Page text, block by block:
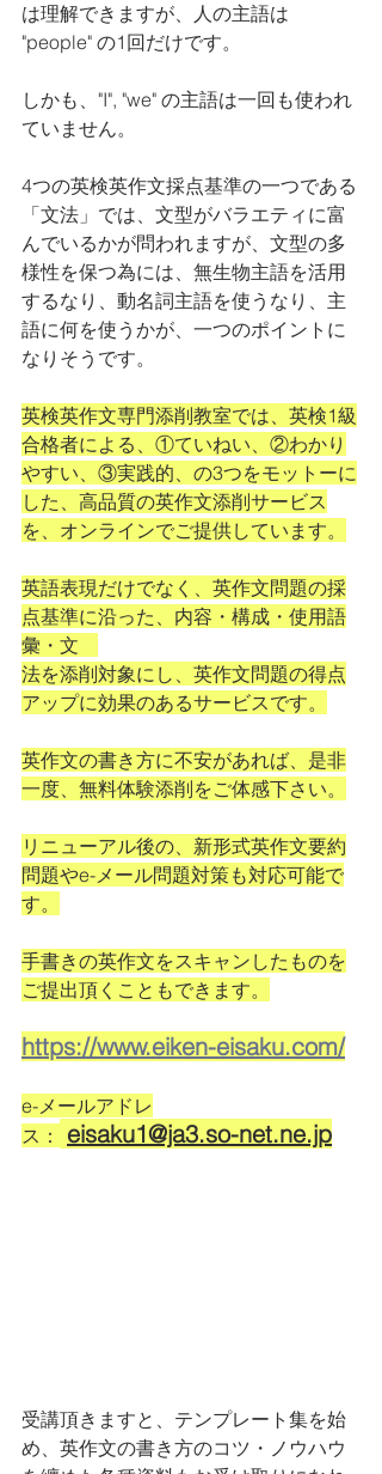
は理解できますが、人の主語は
"people" の1回だけです。
しかも、"I", "we" の主語は一回も使われ
ていません。
4つの英検英作文採点基準の一つである
「文法」では、文型がバラエティに富
んでいるかが問われますが、文型の多
様性を保つ為には、無生物主語を活用
するなり、動名詞主語を使うなり、主
語に何を使うかが、一つのポイントに
なりそうです。
英検英作文専門添削教室では、英検1級
合格者による、①ていねい、②わかり
やすい、③実践的、の3つをモットーに
した、高品質の英作文添削サービス
を、オンラインでご提供しています。
英語表現だけでなく、英作文問題の採
点基準に沿った、内容・構成・使用語
彙・文
法を添削対象にし、英作文問題の得点
アップに効果のあるサービスです。
英作文の書き方に不安があれば、是非
一度、無料体験添削をご体感下さい。
リニューアル後の、新形式英作文要約
問題やe-メール問題対策も対応可能で
す。
手書きの英作文をスキャンしたものを
ご提出頂くこともできます。
https://www.eiken-eisaku.com/
e-メールアドレ
ス：
eisaku1@ja3.so-net.ne.jp
受講頂きますと、テンプレート集を始
め、英作文の書き方のコツ・ノウハウ